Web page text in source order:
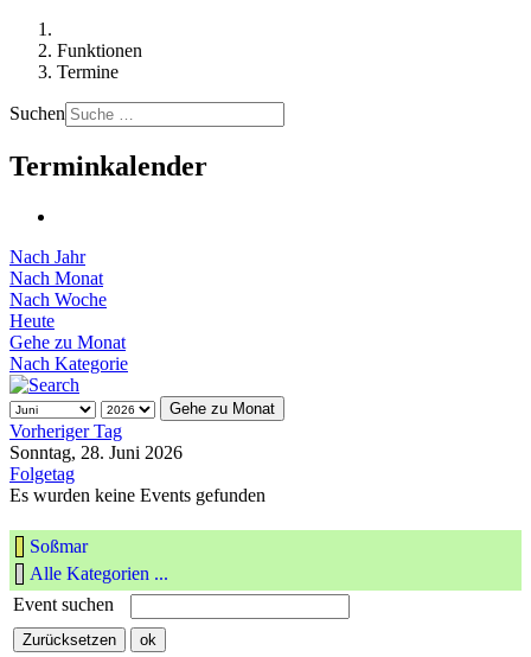
Funktionen
Termine
Suchen
Terminkalender
Nach Jahr
Nach Monat
Nach Woche
Heute
Gehe zu Monat
Nach Kategorie
Gehe zu Monat
Vorheriger Tag
Sonntag, 28. Juni 2026
Folgetag
Es wurden keine Events gefunden
Soßmar
Alle Kategorien ...
Event suchen